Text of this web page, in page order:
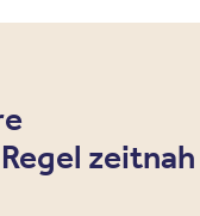
zeitnah